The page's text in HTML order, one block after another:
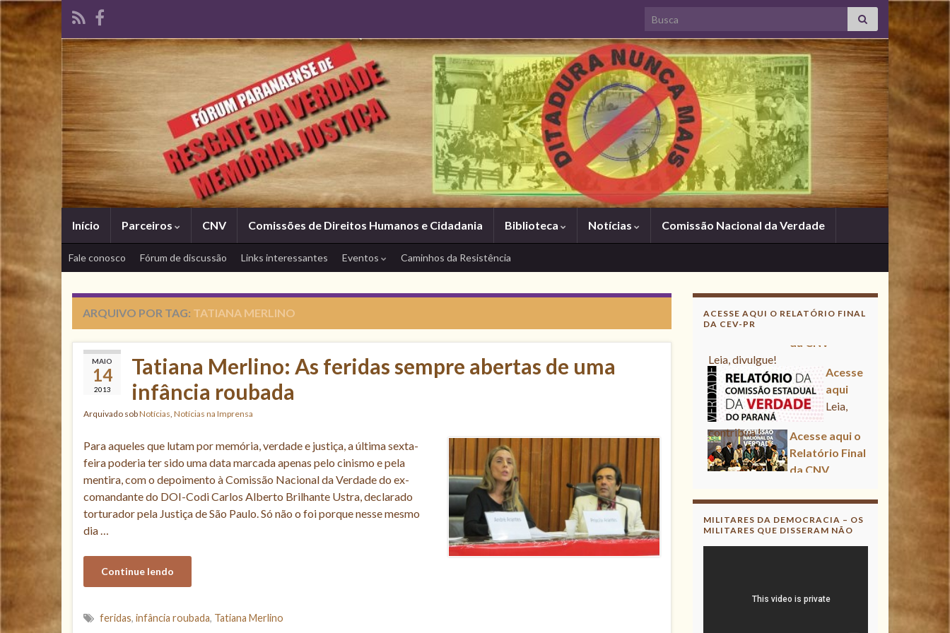
Search for:
Início Parceiros CNV Comissões de Direitos Humanos e Cidadania Biblioteca Notícias Comissão Nacional da Verdade
Fale conosco Fórum de discussão Links interessantes Eventos Caminhos da Resistência
ARQUIVO POR TAG: TATIANA MERLINO
MAIO
14
2013
Tatiana Merlino: As feridas sempre abertas de uma
infância roubada
Arquivado sobNotícias, Notícias na Imprensa
Para aqueles que lutam por memória, verdade e justiça, a última sexta-
feira poderia ter sido uma data marcada apenas pelo cinismo e pela
mentira, com o depoimento à Comissão Nacional da Verdade do ex-
comandante do DOI-Codi Carlos Alberto Brilhante Ustra, declarado
torturador pela Justiça de São Paulo. Só não o foi porque nesse mesmo
dia …
Continue lendo
feridas, infância roubada, Tatiana Merlino
ACESSE AQUI O RELATÓRIO FINAL
DA CEV-PR
Acesse aqui
Leia, contribua !
Acesse aqui o Relatório Final
da CNV
Leia, divulgue!
Leia, contribua !
MILITARES DA DEMOCRACIA – OS
MILITARES QUE DISSERAM NÃO